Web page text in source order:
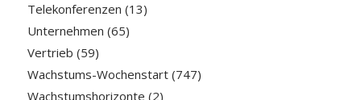
Telekonferenzen (13)
Unternehmen (65)
Vertrieb (59)
Wachstums-Wochenstart(747)
Wachstumshorizonte (2)